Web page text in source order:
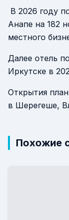
В 2026 году
Анапе на 182
местного
Далее отель
Иркутске в
Открытия
в Шерегеше,
Похожие